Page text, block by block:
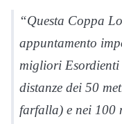
“Questa Coppa
appuntamento
migliori Esordienti
distanze dei 50
farfalla) e nei 100